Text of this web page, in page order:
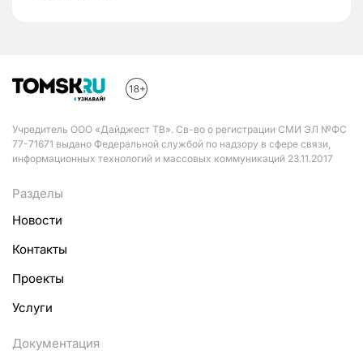
Учредитель ООО «Дайджест ТВ». Св-во о регистрации СМИ ЭЛ №ФС
77-71671 выдано Федеральной службой по надзору в сфере связи,
информационных технологий и массовых коммуникаций 23.11.2017
Разделы
Новости
Контакты
Проекты
Услуги
Документация